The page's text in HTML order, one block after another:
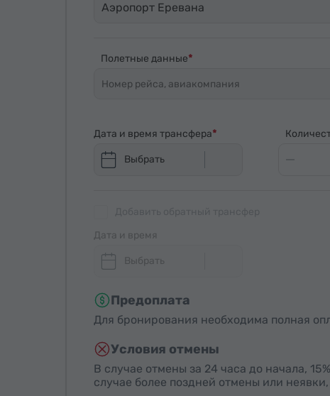
Аэропорт Еревана
Полетные данные
Дата и время трансфера
Выбрать
Дата и время
Выбрать
Предоплата
Для бронирования необходима полная
Условия отмены
В случае отмены за 24 часа до начала,
случае более поздней отмены или